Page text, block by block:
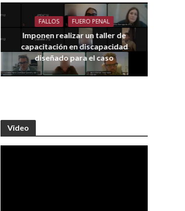
FALLOS FUERO PENAL
Imponen realizar un taller de
capacitación en discapacidad
diseñado para el caso
Video